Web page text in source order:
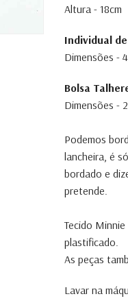
Altura - 18cm
Individual
Dimensões -
Bolsa
Dimensões -
Podemos
lancheira, é
bordado e
pretende.
Tecido
plastificado.
As peças
Lavar na